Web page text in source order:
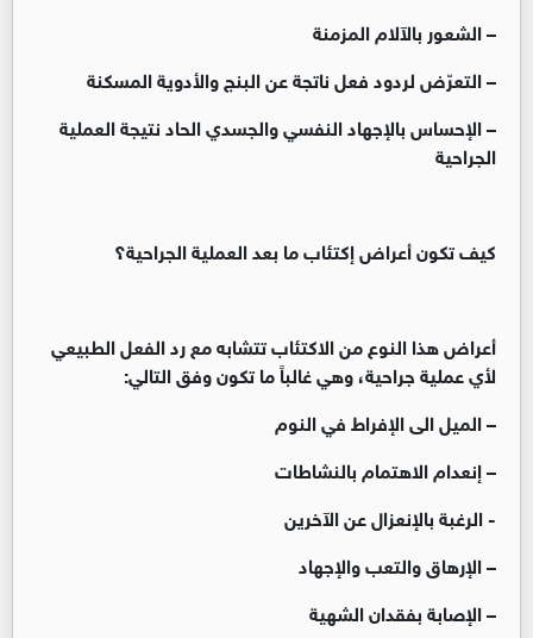
– الشعور بالآلام المزمنة
– التعرّض لردود فعل ناتجة عن البنج والأدوية المسكنة
– الإحساس بالإجهاد النفسي والجسدي الحاد نتيجة العملية
الجراحية
كيف تكون أعراض إكتئاب ما بعد العملية الجراحية؟
أعراض هذا النوع من الاكتئاب تتشابه مع رد الفعل الطبيعي
لأي عملية جراحية، وهي غالباً ما تكون وفق التالي:
– الميل الى الإفراط في النوم
– إنعدام الاهتمام بالنشاطات
- الرغبة بالإنعزال عن الآخرين
– الإرهاق والتعب والإجهاد
– الإصابة بفقدان الشهية